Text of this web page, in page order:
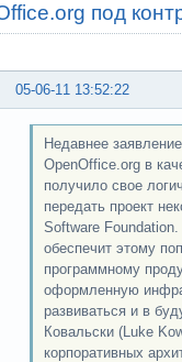
под
05-06-11 13:52:22
Недавнее
OpenOffice.org в
получило свое
передать проект
Software
обеспечит этому
программному
оформленную
развиваться и в
Ковальски (Luke
корпоративных